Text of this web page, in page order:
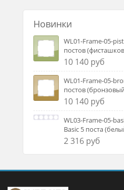
Новинки
WL01-Frame-05-
постов
10 140 руб
WL01-Frame-05-
постов
10 140 руб
WL03-Frame-05-
Basic 5 поста
2 316 руб